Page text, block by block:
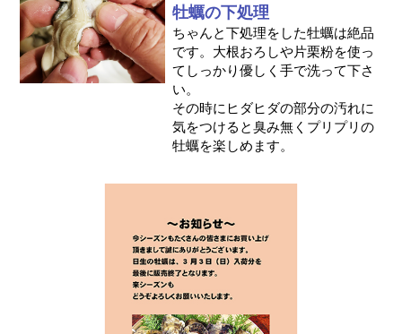
牡蠣の下処理
ちゃんと下処理をした牡蠣は絶品
です。大根おろしや片栗粉を使っ
てしっかり優しく手で洗って下さ
い。
その時にヒダヒダの部分の汚れに
気をつけると臭み無くプリプリの
牡蠣を楽しめます。